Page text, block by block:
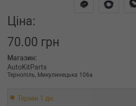
Ціна:
70.00 грн
Магазин:
AutoKitParts
Тернопіль, Микулинецька 106а
Термін 1 дн.